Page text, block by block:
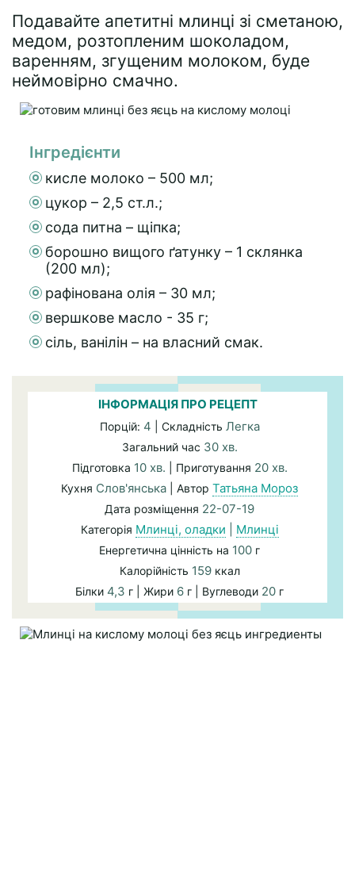
Подавайте апетитні млинці зі сметаною,
медом, розтопленим шоколадом,
варенням, згущеним молоком, буде
неймовірно смачно.
Інгредієнти
кисле молоко – 500 мл;
цукор – 2,5 ст.л.;
сода питна – щіпка;
борошно вищого ґатунку – 1 склянка
(200 мл);
рафінована олія – 30 мл;
вершкове масло - 35 г;
сіль, ванілін – на власний смак.
ІНФОРМАЦІЯ ПРО РЕЦЕПТ
Порцій: 4 | Складність Легка
Загальний час 30 хв.
Підготовка 10 хв. | Приготування 20 хв.
Кухня Слов'янська | Автор Татьяна Мороз
Дата розміщення 22-07-19
Категорія Млинці, оладки Млинці
Енергетична цінність на 100 г
Калорійність 159ккал
Білки 4,3 г | Жири 6 г | Вуглеводи 20 г